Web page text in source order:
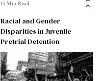
13 Min Read
Racial and Gender
Disparities in Juvenile
Pretrial Detention